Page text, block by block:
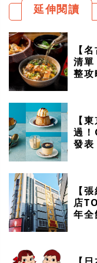
延伸閱讀
【
清單
整攻
【
過
發表
【
店
年全